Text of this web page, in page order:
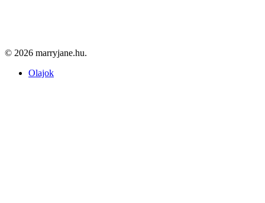
© 2026 marryjane.hu.
Close
Olajok